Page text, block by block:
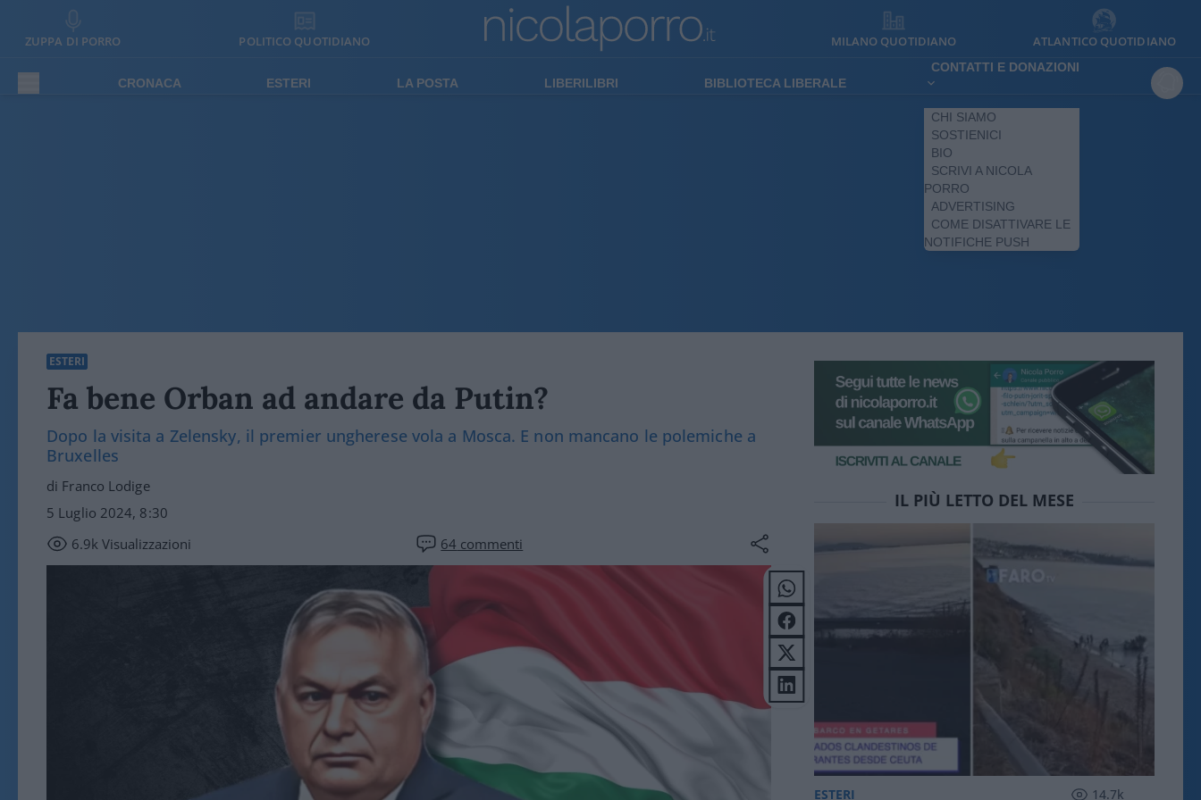
ZUPPA DI PORRO POLITICO QUOTIDIANO MILANO QUOTIDIANO ATLANTICO QUOTIDIANO
CRONACA ESTERI LA POSTA LIBERILIBRI BIBLIOTECA LIBERALE
CONTATTI E DONAZIONI
CHI SIAMO
SOSTIENICI
BIO
SCRIVI A NICOLA
PORRO
ADVERTISING
COME DISATTIVARE LE
NOTIFICHE PUSH
ESTERI
Fa bene Orban ad andare da Putin?
Dopo la visita a Zelensky, il premier ungherese vola a Mosca. E non mancano le polemiche a
Bruxelles
di Franco Lodige
5 Luglio 2024, 8:30
6.9k Visualizzazioni 64 commenti
IL PIÙ LETTO DEL MESE
ESTERI 14.7k